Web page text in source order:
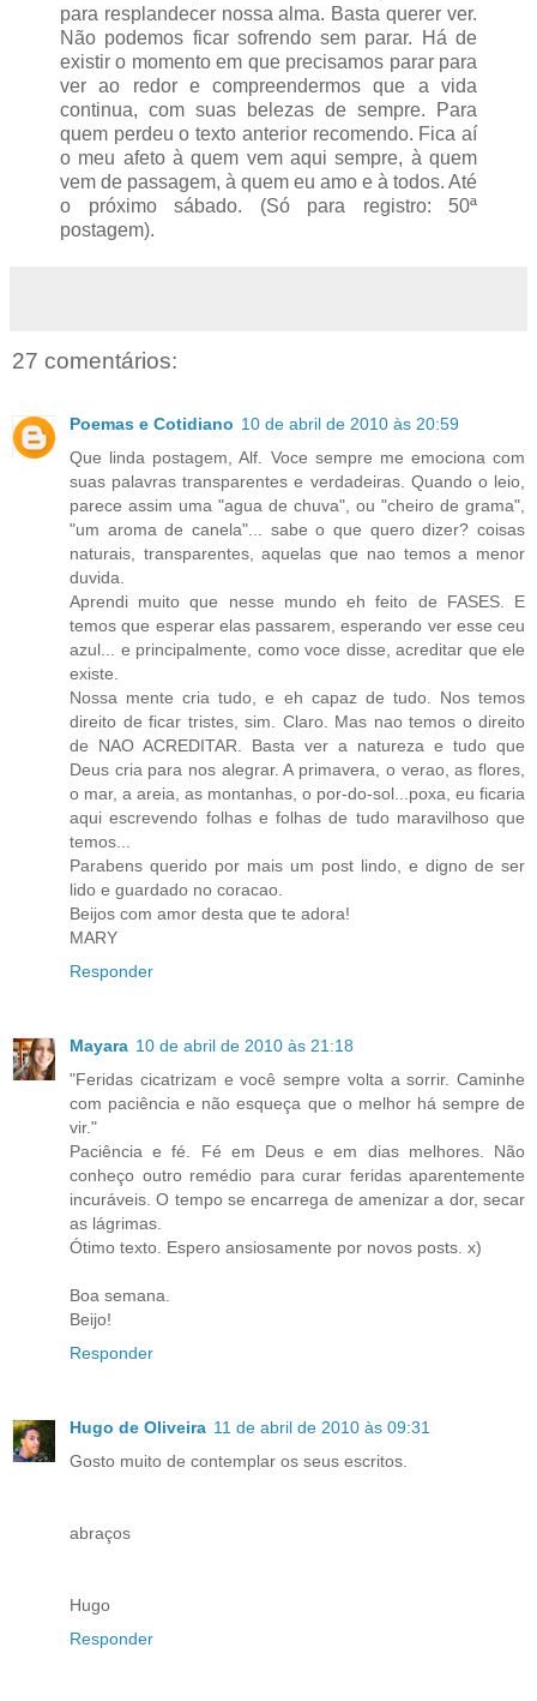
para resplandecer nossa alma. Basta querer ver.
Não podemos ficar sofrendo sem parar. Há de
existir o momento em que precisamos parar para
ver ao redor e compreendermos que a vida
continua, com suas belezas de sempre. Para
quem perdeu o texto anterior recomendo. Fica aí
o meu afeto à quem vem aqui sempre, à quem
vem de passagem, à quem eu amo e à todos. Até
o próximo sábado. (Só para registro: 50ª
postagem).
27 comentários:
Poemas e Cotidiano 10 de abril de 2010 às 20:59
Que linda postagem, Alf. Voce sempre me emociona com
suas palavras transparentes e verdadeiras. Quando o leio,
parece assim uma "agua de chuva", ou "cheiro de grama",
"um aroma de canela"... sabe o que quero dizer? coisas
naturais, transparentes, aquelas que nao temos a menor
duvida.
Aprendi muito que nesse mundo eh feito de FASES. E
temos que esperar elas passarem, esperando ver esse ceu
azul... e principalmente, como voce disse, acreditar que ele
existe.
Nossa mente cria tudo, e eh capaz de tudo. Nos temos
direito de ficar tristes, sim. Claro. Mas nao temos o direito
de NAO ACREDITAR. Basta ver a natureza e tudo que
Deus cria para nos alegrar. A primavera, o verao, as flores,
o mar, a areia, as montanhas, o por-do-sol...poxa, eu ficaria
aqui escrevendo folhas e folhas de tudo maravilhoso que
temos...
Parabens querido por mais um post lindo, e digno de ser
lido e guardado no coracao.
Beijos com amor desta que te adora!
MARY
Responder
Mayara 10 de abril de 2010 às 21:18
"Feridas cicatrizam e você sempre volta a sorrir. Caminhe
com paciência e não esqueça que o melhor há sempre de
vir."
Paciência e fé. Fé em Deus e em dias melhores. Não
conheço outro remédio para curar feridas aparentemente
incuráveis. O tempo se encarrega de amenizar a dor, secar
as lágrimas.
Ótimo texto. Espero ansiosamente por novos posts. x)
Boa semana.
Beijo!
Responder
Hugo de Oliveira 11 de abril de 2010 às 09:31
Gosto muito de contemplar os seus escritos.
abraços
Hugo
Responder